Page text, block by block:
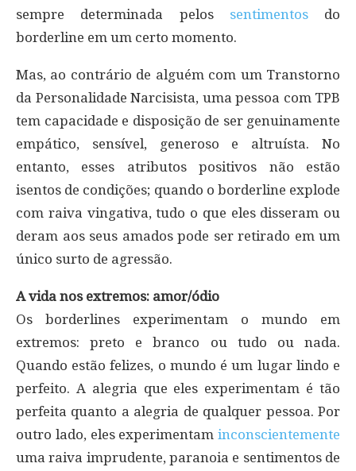
sempre determinada pelos sentimentosdo
borderline em um certo momento.
Mas, ao contrário de alguém com um Transtorno
da Personalidade Narcisista, uma pessoa com TPB
tem capacidade e disposição de ser genuinamente
empático, sensível, generoso e altruísta. No
entanto, esses atributos positivos não estão
isentos de condições; quando o borderline explode
com raiva vingativa, tudo o que eles disseram ou
deram aos seus amados pode ser retirado em um
único surto de agressão.
A vida nos extremos: amor/ódio
Os borderlines experimentam o mundo em
extremos: preto e branco ou tudo ou nada.
Quando estão felizes, o mundo é um lugar lindo e
perfeito. A alegria que eles experimentam é tão
perfeita quanto a alegria de qualquer pessoa. Por
outro lado, eles experimentam inconscientemente
uma raiva imprudente, paranoia e sentimentos de